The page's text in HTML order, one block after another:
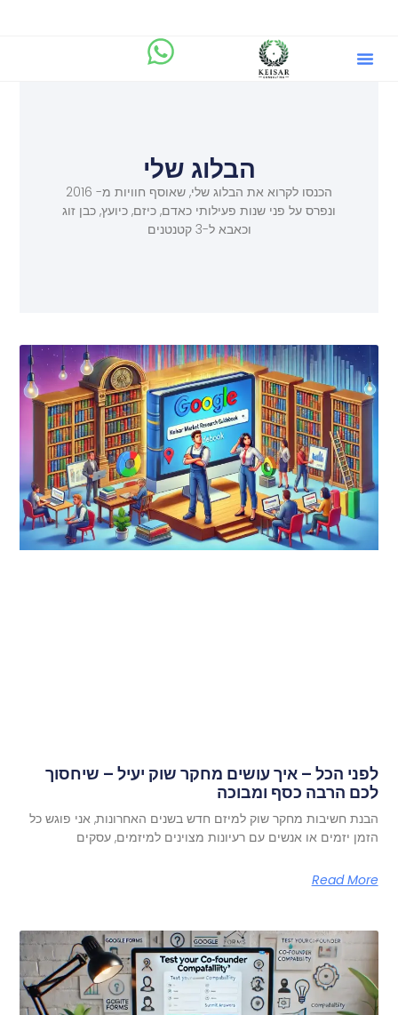
הבלוג שלי
הכנסו לקרוא את הבלוג שלי, שאוסף חוויות מ- 2016
ונפרס על פני שנות פעילותי כאדם, כיזם, כיועץ, כבן זוג
וכאבא ל-3 קטנטנים
לפני הכל – איך עושים מחקר שוק יעיל – שיחסוך
לכם הרבה כסף ומבוכה
הבנת חשיבות מחקר שוק למיזם חדש בשנים האחרונות, אני פוגש כל
הזמן יזמים או אנשים עם רעיונות מצוינים למיזמים, עסקים
Read More